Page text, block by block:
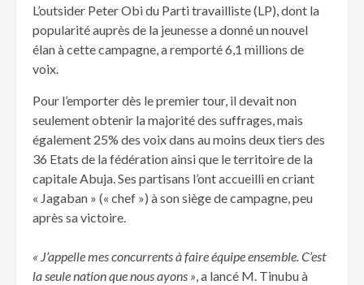
L’outsider Peter Obi du Parti travailliste (LP), dont la
popularité auprès de la jeunesse a donné un nouvel
élan à cette campagne, a remporté 6,1 millions de
voix.
Pour l’emporter dès le premier tour, il devait non
seulement obtenir la majorité des suffrages, mais
également 25% des voix dans au moins deux tiers des
36 Etats de la fédération ainsi que le territoire de la
capitale Abuja. Ses partisans l’ont accueilli en criant
« Jagaban » (« chef ») à son siège de campagne, peu
après sa victoire.
« J’appelle mes concurrents à faire équipe ensemble. C’est
la seule nation que nous ayons », a lancé M. Tinubu à